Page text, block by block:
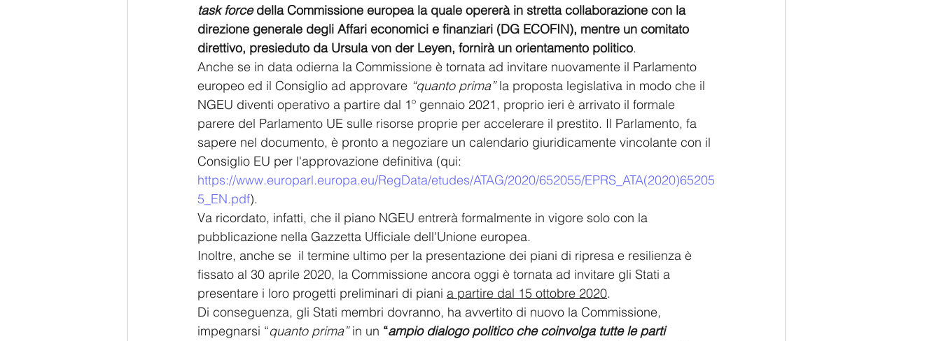
task force della Commissione europea la quale opererà in stretta collaborazione con la
direzione generale degli Affari economici e finanziari (DG ECOFIN), mentre un comitato
direttivo, presieduto da Ursula von der Leyen, fornirà un orientamento politico.
Anche se in data odierna la Commissione è tornata ad invitare nuovamente il Parlamento
europeo ed il Consiglio ad approvare “quanto prima” la proposta legislativa in modo che il
NGEU diventi operativo a partire dal 1º gennaio 2021, proprio ieri è arrivato il formale
parere del Parlamento UE sulle risorse proprie per accelerare il prestito. Il Parlamento, fa
sapere nel documento, è pronto a negoziare un calendario giuridicamente vincolante con il
Consiglio EU per l'approvazione definitiva (qui:
https://www.europarl.europa.eu/RegData/etudes/ATAG/2020/652055/EPRS_ATA(2020)65205
5_EN.pdf).
Va ricordato, infatti, che il piano NGEU entrerà formalmente in vigore solo con la
pubblicazione nella Gazzetta Ufficiale dell'Unione europea.
Inoltre, anche se  il termine ultimo per la presentazione dei piani di ripresa e resilienza è
fissato al 30 aprile 2020, la Commissione ancora oggi è tornata ad invitare gli Stati a
presentare i loro progetti preliminari di piani a partire dal 15 ottobre 2020.
Di conseguenza, gli Stati membri dovranno, ha avvertito di nuovo la Commissione,
impegnarsi “quanto prima” in un “ampio dialogo politico che coinvolga tutte le parti